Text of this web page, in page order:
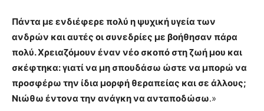
Πάντα με ενδιέφερε πολύ η ψυχική υγεία των
ανδρών και αυτές οι συνεδρίες με βοήθησαν πάρα
πολύ. Χρειαζόμουν έναν νέο σκοπό στη ζωή μου και
σκέφτηκα: γιατί να μη σπουδάσω ώστε να μπορώ να
προσφέρω την ίδια μορφή θεραπείας και σε άλλους;
Νιώθω έντονα την ανάγκη να ανταποδώσω.»